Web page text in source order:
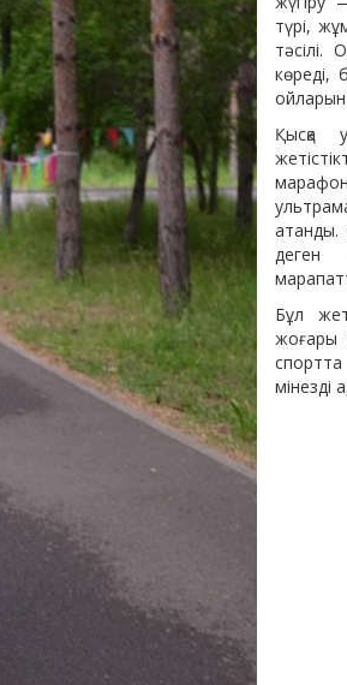
түрі,
тәсілі.
көреді,
ойларын
Қысқа
атанды.
деген
Бұл
жоғары
мінезді